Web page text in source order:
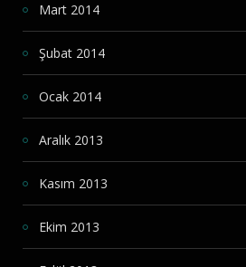
Mart 2014
Şubat 2014
Ocak 2014
Aralık 2013
Kasım 2013
Ekim 2013